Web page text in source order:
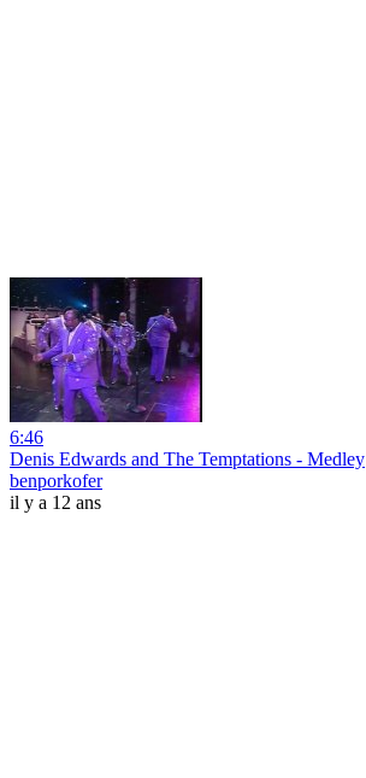
6:46
Denis Edwards and The Temptations - Medley
benporkofer
il y a 12 ans